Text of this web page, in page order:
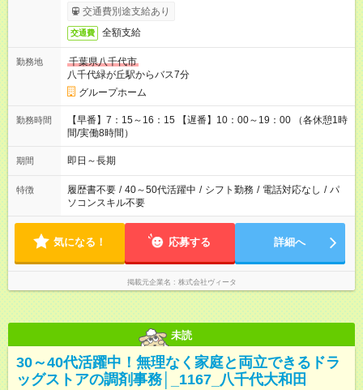
交通費別途支給あり
交通費 全額支給
勤務地
千葉県八千代市
八千代緑が丘駅からバス7分
グループホーム
勤務時間
【早番】7：15～16：15 【遅番】10：00～19：00 （各休憩1時
間/実働8時間）
期間 即日～長期
特徴 履歴書不要 / 40～50代活躍中 / シフト勤務 / 電話対応なし / パ
ソコンスキル不要
気になる！ 応募する 詳細へ
掲載元企業名 株式会社ヴィータ
未読
30～40代活躍中！無理なく家庭と両立できるドラ
ッグストアの調剤事務│_1167_八千代大和田